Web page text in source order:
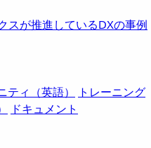
スが推進しているDXの事例
ティ（英語）
トレーニング
ドキュメント